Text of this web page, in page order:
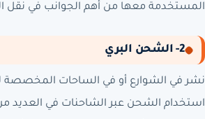
المستخدمة معها من أهم الجوانب في نقل
2- الشحن البري
نشر في الشوارع أو في الساحات المخصصة
استخدام الشحن عبر الشاحنات في العديد